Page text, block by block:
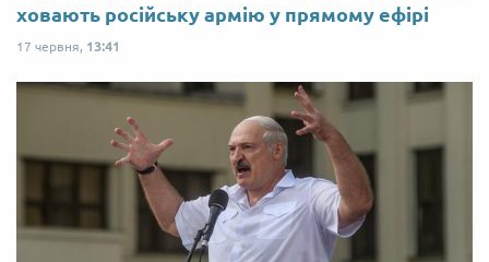
ховають російську армію у прямому ефірі
17 червня, 13:41